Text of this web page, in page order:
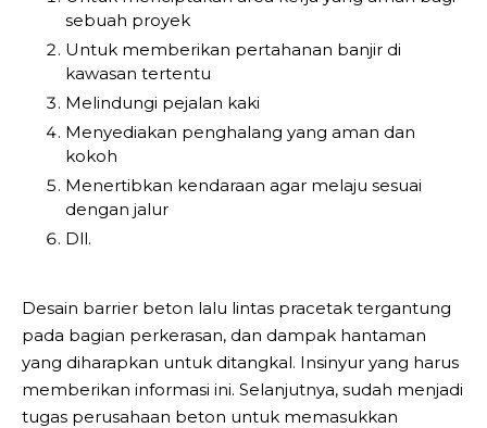
sebuah proyek
Untuk memberikan pertahanan banjir di
kawasan tertentu
Melindungi pejalan kaki
Menyediakan penghalang yang aman dan
kokoh
Menertibkan kendaraan agar melaju sesuai
dengan jalur
Dll.
Desain barrier beton lalu lintas pracetak tergantung
pada bagian perkerasan, dan dampak hantaman
yang diharapkan untuk ditangkal. Insinyur yang harus
memberikan informasi ini. Selanjutnya, sudah menjadi
tugas perusahaan beton untuk memasukkan